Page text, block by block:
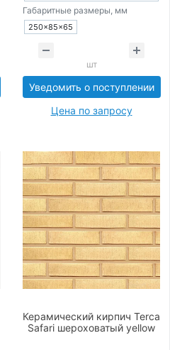
Габаритные размеры, мм
250×85×65
шт
Уведомить о поступлении
Цена по запросу
Керамический кирпич Terca
Safari шероховатый yellow